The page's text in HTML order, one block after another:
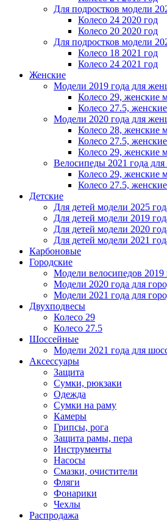
Для подростков модели
Колесо 24 2020 год
Колесо 20 2020 год
Для подростков модели
Колесо 18 2021 год
Колесо 24 2021 год
Женскиe
Модели 2019 года для
Колесо 29, женские
Колесо 27.5,
Модели 2020 года для
Колесо 28, женские
Колесо 27.5,
Колесо 29, женские
Велосипеды 2021 года
Колесо 29, женские
Колесо 27.5,
Детские
Для детей модели 2025
Для детей модели 2019
Для детей модели 2020
Для детей модели 2021
Карбоновые
Городские
Модели велосипедов 2019
Модели 2020 года для
Модели 2021 года для
Двухподвесы
Колесо 29
Колесо 27.5
Шоссейные
Модели 2021 года для
Аксессуары
Защита
Сумки, рюкзаки
Одежда
Сумки на раму
Камеры
Грипсы, рога
Защита рамы, пера
Инструменты
Насосы
Смазки, очистители
Фляги
Фонарики
Чехлы
Распродажа